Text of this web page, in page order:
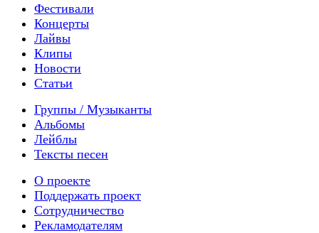
Фестивали
Концерты
Лайвы
Клипы
Новости
Статьи
Группы / Музыканты
Альбомы
Лейблы
Тексты песен
О проекте
Поддержать проект
Сотрудничество
Рекламодателям